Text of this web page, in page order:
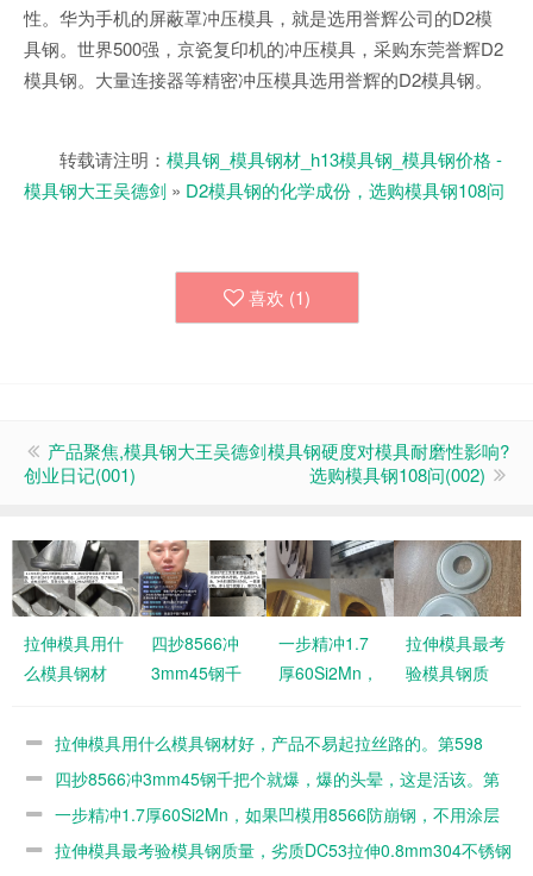
性。华为手机的屏蔽罩冲压模具，就是选用誉辉公司的D2模
具钢。世界500强，京瓷复印机的冲压模具，采购东莞誉辉D2
模具钢。大量连接器等精密冲压模具选用誉辉的D2模具钢。
转载请注明： 模具钢_模具钢材_h13模具钢_模具钢价格 -
模具钢大王吴德剑 » D2模具钢的化学成份，选购模具钢108问
喜欢 (1)
产品聚焦,模具钢大王吴德剑
创业日记(001)
模具钢硬度对模具耐磨性影响?
选购模具钢108问(002)
拉伸模具用什
么模具钢材
起拉丝路的。
四抄8566冲
3mm45钢千
的头晕，这是
篇
一步精冲1.7
厚60Si2Mn，
8566防崩
的。第596篇
拉伸模具最考
验模具钢质
DC53拉伸
锈钢几百个就
毛了。第595
篇
拉伸模具用什么模具钢材好，产品不易起拉丝路的。第598
篇
四抄8566冲3mm45钢千把个就爆，爆的头晕，这是活该。第
597篇一步精冲1.7厚60Si2Mn，如果凹模用8566防崩钢，不用涂层
的。第596篇
拉伸模具最考验模具钢质量，劣质DC53拉伸0.8mm304不锈钢